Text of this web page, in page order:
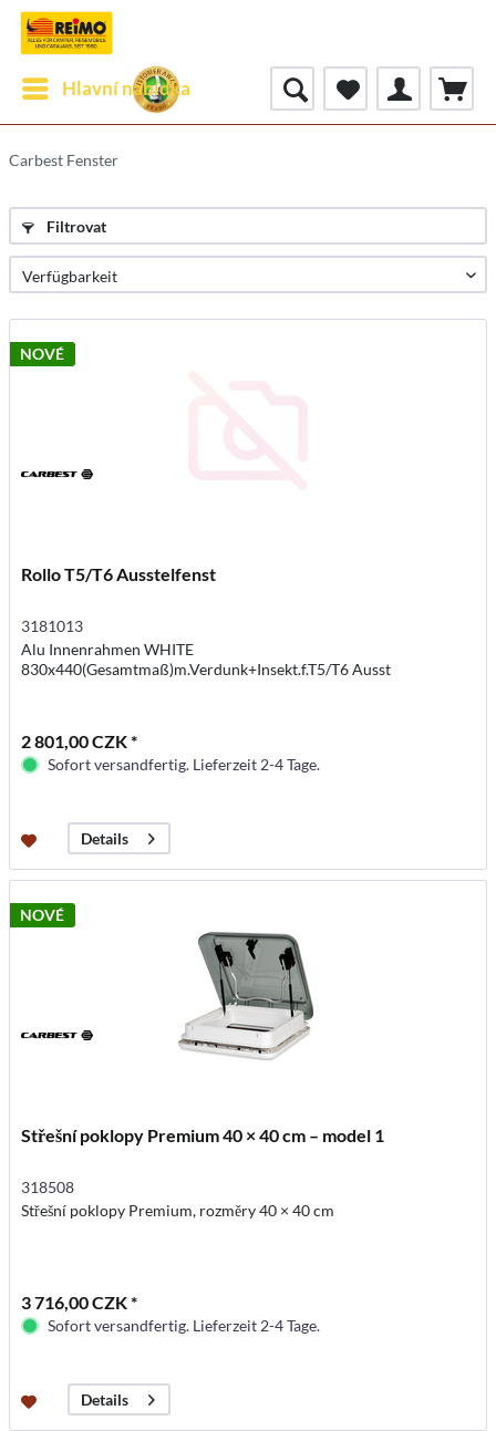
Hlavní nabídka
Carbest Fenster
Filtrovat
NOVÉ
Rollo T5/T6 Ausstelfenst
3181013
Alu Innenrahmen WHITE
830x440(Gesamtmaß)m.Verdunk+Insekt.f.T5/T6 Ausst
2 801,00 CZK *
Sofort versandfertig. Lieferzeit 2-4 Tage.
Details
NOVÉ
Střešní poklopy Premium 40 × 40 cm – model 1
318508
Střešní poklopy Premium, rozměry 40 × 40 cm
3 716,00 CZK *
Sofort versandfertig. Lieferzeit 2-4 Tage.
Details